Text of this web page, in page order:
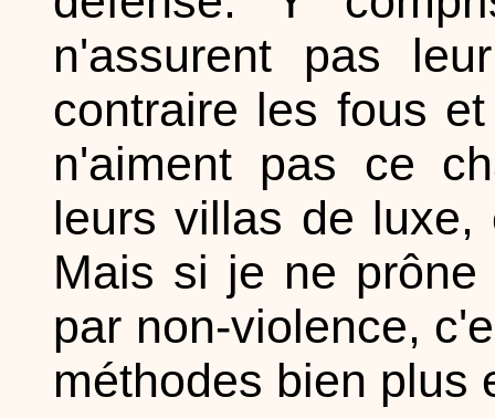
n'assurent pas
contraire les fous
n'aiment pas ce
leurs villas de luxe,
Mais si je ne
par non-violence,
méthodes bien plus